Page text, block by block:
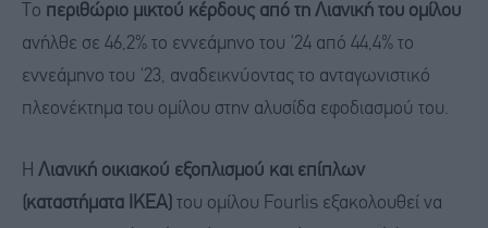
Το περιθώριο μικτού κέρδους από τη Λιανική του ομίλου
ανήλθε σε 46,2% το εννεάμηνο του '24 από 44,4% το
εννεάμηνο του '23, αναδεικνύοντας το ανταγωνιστικό
πλεονέκτημα του ομίλου στην αλυσίδα εφοδιασμού του.
Η Λιανική οικιακού εξοπλισμού και επίπλων
(καταστήματα ΙΚΕΑ) του ομίλου Fourlis εξακολουθεί να